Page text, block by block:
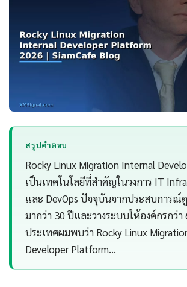
สรุปคำตอบ
Rocky Linux Migration Internal
เป็นเทคโนโลยีที่สำคัญในวงการ IT
และ DevOps ปัจจุบันจากประสบการณ์
มากว่า 30 ปีและวางระบบให้องค์กรกว่า
ประเทศผมพบว่า Rocky Linux
Developer Platform…